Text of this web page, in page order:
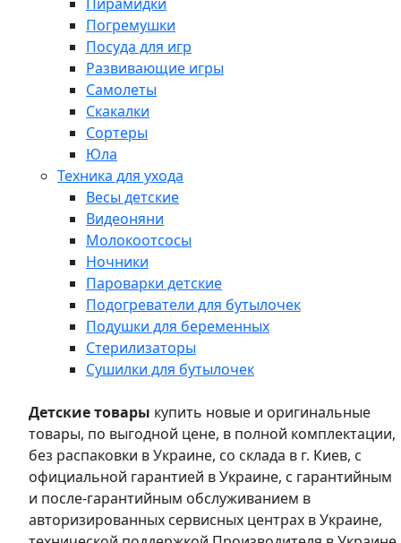
Погремушки
Посуда для игр
Развивающие игры
Самолеты
Скакалки
Сортеры
Юла
Техника для ухода
Весы детские
Видеоняни
Молокоотсосы
Ночники
Пароварки детские
Подогреватели для бутылочек
Подушки для беременных
Стерилизаторы
Сушилки для бутылочек
Детские товары купить новые и оригинальные
товары, по выгодной цене, в полной комплектации,
без распаковки в Украине, со склада в г. Киев, с
официальной гарантией в Украине, с гарантийным
и после-гарантийным обслуживанием в
авторизированных сервисных центрах в Украине,